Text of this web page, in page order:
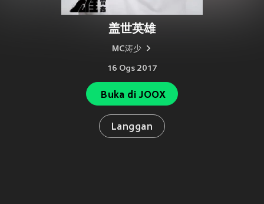
盖世英雄
MC涛少
16 Ogs 2017
Buka di JOOX
Langgan